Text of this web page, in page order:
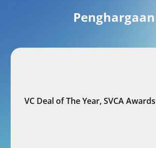
Penghargaan
VC Deal of The Year, SVCA